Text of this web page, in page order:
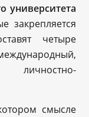
университета
закрепляется
четыре
смысле